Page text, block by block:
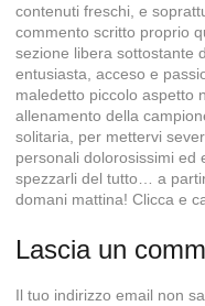
contenuti freschi, e
commento scritto proprio
sezione libera sottostante
entusiasta, acceso e
maledetto piccolo aspetto
allenamento della
solitaria, per mettervi
personali dolorosissimi ed
spezzarli del tutto… a
domani mattina! Clicca e
Lascia un
Il tuo indirizzo email non